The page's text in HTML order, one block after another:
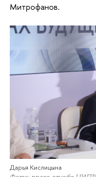
Митрофанов.
Дарья Кислицына